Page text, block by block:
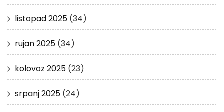
listopad 2025 (34)
rujan 2025 (34)
kolovoz 2025 (23)
srpanj 2025 (24)